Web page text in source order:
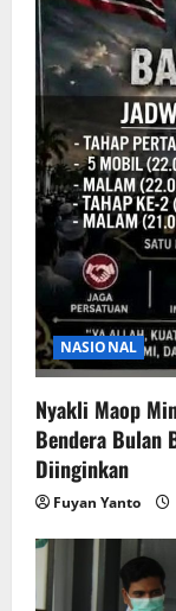
NASIONAL
Nyakli Maop
Bendera Bulan
Diinginkan
Fuyan Yanto